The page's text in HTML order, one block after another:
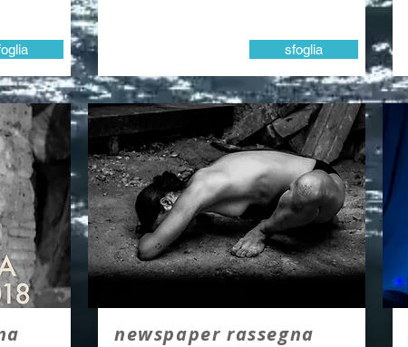
sfoglia
newspaper rassegna